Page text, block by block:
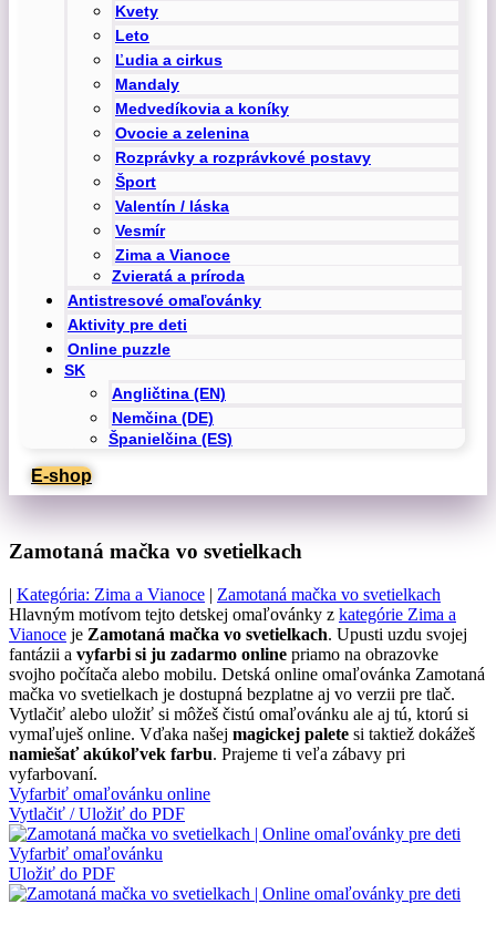
Kvety
Leto
Ľudia a cirkus
Mandaly
Medvedíkovia a koníky
Ovocie a zelenina
Rozprávky a rozprávkové postavy
Šport
Valentín / láska
Vesmír
Zima a Vianoce
Zvieratá a príroda
Antistresové omaľovánky
Aktivity pre deti
Online puzzle
SK
Angličtina (EN)
Nemčina (DE)
Španielčina (ES)
E-shop
Zamotaná mačka vo svetielkach
| Kategória: Zima a Vianoce | Zamotaná mačka vo svetielkach
Hlavným motívom tejto detskej omaľovánky z kategórie Zima a
Vianoce je Zamotaná mačka vo svetielkach. Upusti uzdu svojej
fantázii a vyfarbi si ju zadarmo online priamo na obrazovke
svojho počítača alebo mobilu. Detská online omaľovánka Zamotaná
mačka vo svetielkach je dostupná bezplatne aj vo verzii pre tlač.
Vytlačiť alebo uložiť si môžeš čistú omaľovánku ale aj tú, ktorú si
vymaľuješ online. Vďaka našej magickej palete si taktiež dokážeš
namiešať akúkoľvek farbu. Prajeme ti veľa zábavy pri
vyfarbovaní.
Vyfarbiť omaľovánku online
Vytlačiť / Uložiť do PDF
Vyfarbiť omaľovánku
Uložiť do PDF